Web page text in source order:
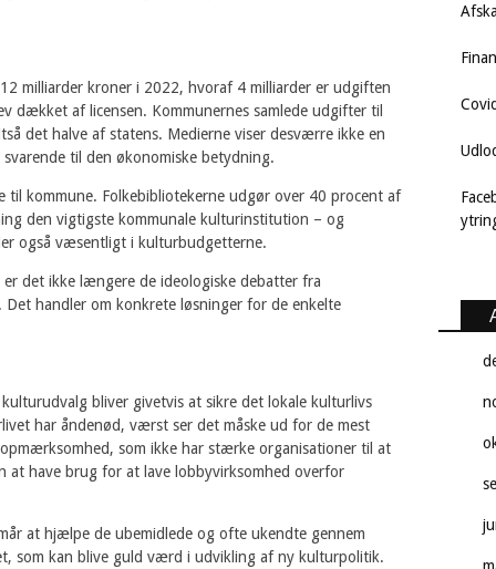
milliarder kroner i 2022, hvoraf 4 milliarder er udgiften
dækket af licensen. Kommunernes samlede udgifter til
det halve af statens. Medierne viser desværre ikke en
til den økonomiske betydning.
til kommune. Folkebibliotekerne udgør over 40 procent af
den vigtigste kommunale kulturinstitution – og
også væsentligt i kulturbudgetterne.
det ikke længere de ideologiske debatter fra
handler om konkrete løsninger for de enkelte
bliver givetvis at sikre det lokale kulturlivs
har åndenød, værst ser det måske ud for de mest
som ikke har stærke organisationer til at
at have brug for at lave lobbyvirksomhed overfor
at hjælpe de ubemidlede og ofte ukendte gennem
som kan blive guld værd i udvikling af ny kulturpolitik.